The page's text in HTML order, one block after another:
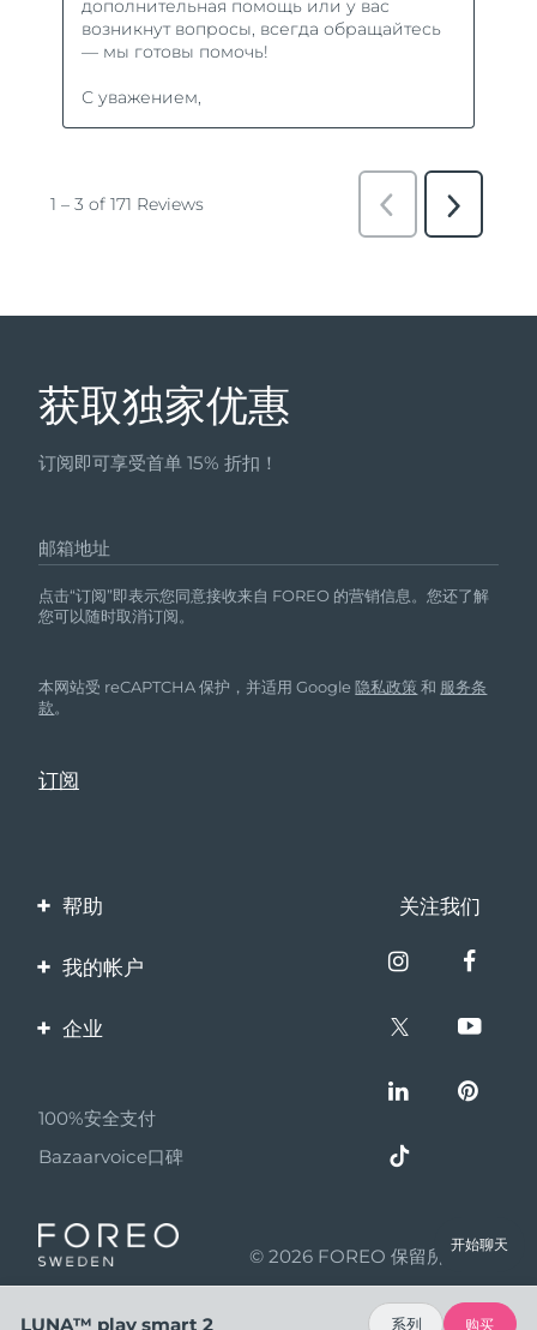
获取独家优惠
订阅即可享受首单 15% 折扣！
邮箱地址
点击“订阅”即表示您同意接收来自 FOREO 的营销信息。您还了解
您可以随时取消订阅。
本网站受 reCAPTCHA 保护，并适用 Google隐私政策 和 服务条
款。
帮助
联系我们
保修与退换货
关注我们
我的帐户
产品注册
企业
伙伴计划
联盟新闻
成为合作伙伴
100%安全支付
Bazaarvoice口碑
© 2026 FOREO 保留所有权利
开始聊天
LUNA™ play smart 2 系列 购买